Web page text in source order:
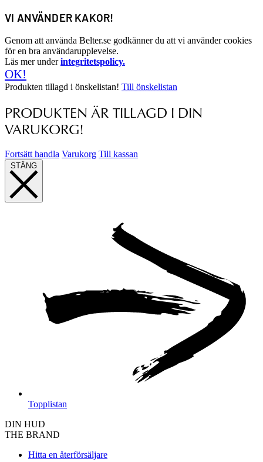
VI ANVÄNDER KAKOR!
Genom att använda Belter.se godkänner du att vi använder cookies
för en bra användarupplevelse.
Läs mer underintegritetspolicy.
OK!
Produkten tillagd i önskelistan! Till önskelistan
PRODUKTEN ÄR TILLAGD I DIN
VARUKORG!
Fortsätt handla Varukorg Till kassan
STÄNG
Topplistan
DIN HUD
THE BRAND
Hitta en återförsäljare